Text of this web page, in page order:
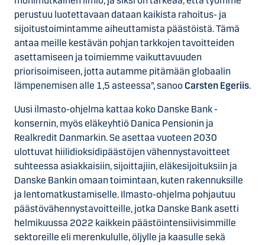
perustuu luotettavaan dataan kaikista rahoitus- ja
sijoitustoimintamme aiheuttamista päästöistä. Tämä
antaa meille kestävän pohjan tarkkojen tavoitteiden
asettamiseen ja toimiemme vaikuttavuuden
priorisoimiseen, jotta autamme pitämään globaalin
lämpenemisen alle 1,5 asteessa”, sanooCarsten Egeriis.
Uusi ilmasto-ohjelma kattaa koko Danske Bank -
konsernin, myös eläkeyhtiö Danica Pensionin ja
Realkredit Danmarkin. Se asettaa vuoteen 2030
ulottuvat hiilidioksidipäästöjen vähennystavoitteet
suhteessa asiakkaisiin, sijoittajiin, eläkesijoituksiin ja
Danske Bankin omaan toimintaan, kuten rakennuksille
ja lentomatkustamiselle. Ilmasto-ohjelma pohjautuu
päästövähennystavoitteille, jotka Danske Bank asetti
helmikuussa 2022 kaikkein päästöintensiivisimmille
sektoreille eli merenkululle, öljylle ja kaasulle sekä